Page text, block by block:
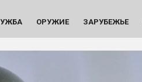
ОРУЖИЕ ЗАРУБЕЖЬЕ